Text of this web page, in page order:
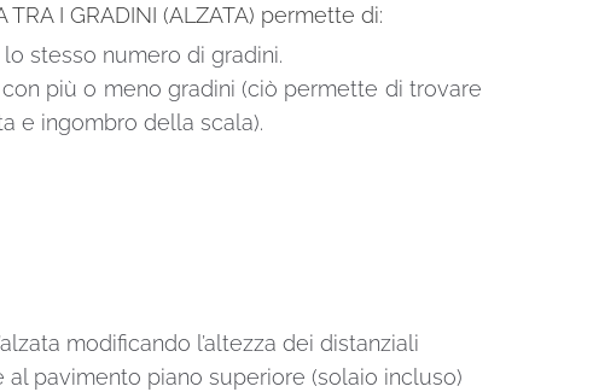
TRA I GRADINI (ALZATA) permette di:
stesso numero di gradini.
più o meno gradini (ciò permette di trovare
e ingombro della scala).
modificando l’altezza dei distanziali
al pavimento piano superiore (solaio incluso)